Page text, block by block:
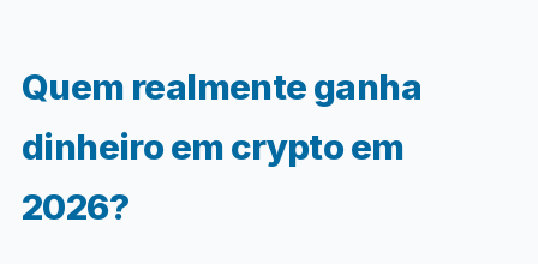
Quem realmente ganha
dinheiro em crypto em
2026?